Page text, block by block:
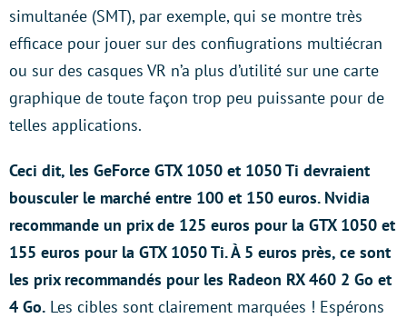
simultanée (SMT), par exemple, qui se montre très
efficace pour jouer sur des confiugrations multiécran
ou sur des casques VR n’a plus d’utilité sur une carte
graphique de toute façon trop peu puissante pour de
telles applications.
Ceci dit, les GeForce GTX 1050 et 1050 Ti devraient
bousculer le marché entre 100 et 150 euros. Nvidia
recommande un prix de 125 euros pour la GTX 1050 et
155 euros pour la GTX 1050 Ti. À 5 euros près, ce sont
les prix recommandés pour les Radeon RX 460 2 Go et
4 Go. Les cibles sont clairement marquées ! Espérons